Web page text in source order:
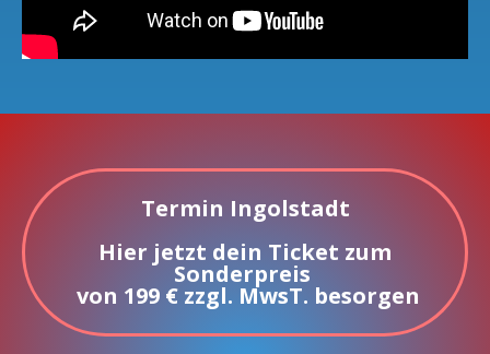
Termin Ingolstadt
Hier jetzt dein Ticket zum
Sonderpreis
von 199 € zzgl. MwsT. besorgen